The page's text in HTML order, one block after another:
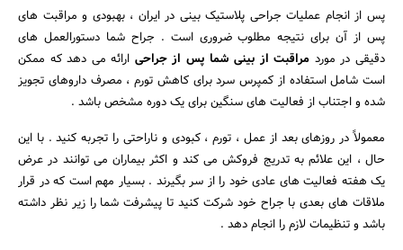
پس از انجام عملیات جراحی پلاستیک بینی در ایران ، بهبودی و مراقبت های
پس از آن برای نتیجه مطلوب ضروری است . جراح شما دستورالعمل های
دقیقی در مورد مراقبت از بینی شما پس از جراحی ارائه می دهد که ممکن
است شامل استفاده از کمپرس سرد برای کاهش تورم ، مصرف داروهای تجویز
شده و اجتناب از فعالیت های سنگین برای یک دوره مشخص باشد .
معمولاً در روزهای بعد از عمل ، تورم ، کبودی و ناراحتی را تجربه کنید . با این
حال ، این علائم به تدریج فروکش می کند و اکثر بیماران می توانند در عرض
یک هفته فعالیت های عادی خود را از سر بگیرند . بسیار مهم است که در قرار
ملاقات های بعدی با جراح خود شرکت کنید تا پیشرفت شما را زیر نظر داشته
باشد و تنظیمات لازم را انجام دهد .